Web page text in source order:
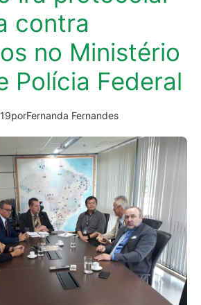
contra
no Ministério
Polícia Federal
porFernanda Fernandes